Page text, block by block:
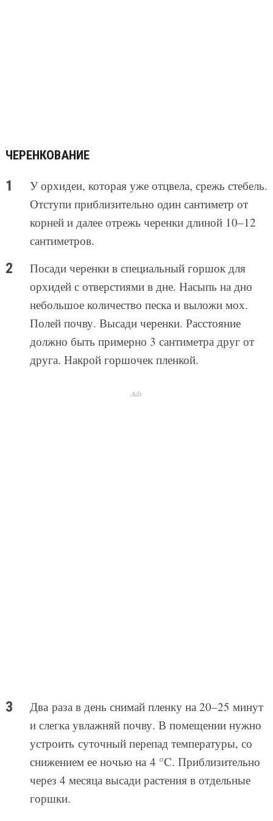
ЧЕРЕНКОВАНИЕ
У орхидеи, которая уже отцвела, срежь стебель.
Отступи приблизительно один сантиметр от
корней и далее отрежь черенки длиной 10–12
сантиметров.
Посади черенки в специальный горшок для
орхидей с отверстиями в дне. Насыпь на дно
небольшое количество песка и выложи мох.
Полей почву. Высади черенки. Расстояние
должно быть примерно 3 сантиметра друг от
друга. Накрой горшочек пленкой.
Ads
Два раза в день снимай пленку на 20–25 минут
и слегка увлажняй почву. В помещении нужно
устроить суточный перепад температуры, со
снижением ее ночью на 4 °C. Приблизительно
через 4 месяца высади растения в отдельные
горшки.